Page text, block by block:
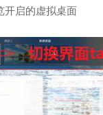
开启的虚拟桌面